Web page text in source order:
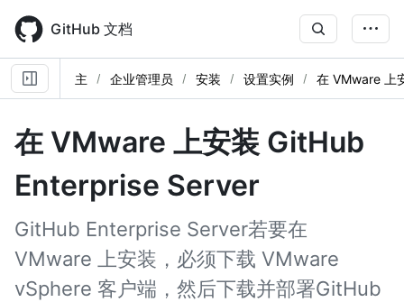
main
content
GitHub 文档
主 企业管理员 安装 设置实例 在 VMware 上
在 VMware 上安装 GitHub
Enterprise Server
GitHub Enterprise Server若要在
VMware 上安装，必须下载 VMware
vSphere 客户端，然后下载并部署GitHub